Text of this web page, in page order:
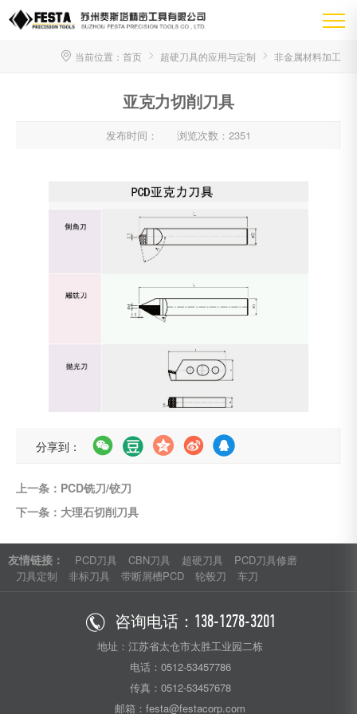
当前位置： 首页 超硬刀具的应用与定制 非金属材料加工
亚克力切削刀具
发布时间： 浏览次数：2351
分享到：
上一条：PCD铣刀/铰刀
下一条：大理石切削刀具
友情链接： PCD刀具 CBN刀具 超硬刀具
PCD刀具修磨
刀具定制
非标刀具 带断屑槽PCD 轮毂刀 车刀
咨询电话： 138-1278-3201
地址：江苏省太仓市太胜工业园二栋
电话：0512-53457786
传真：0512-53457678
邮箱：festa@festacorp.com